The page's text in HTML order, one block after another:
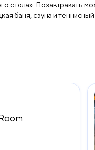
стола». Позавтракать
баня, сауна и